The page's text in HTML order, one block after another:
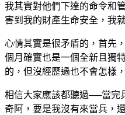
我其實對他們下達的命令和
害到我的財產生命安全，我
心情其實是很矛盾的，首先
個月確實也是一個全新且獨
的，但沒經歷過也不會怎樣
相信大家應該都聽過──當完
奇阿，要是我沒有來當兵，